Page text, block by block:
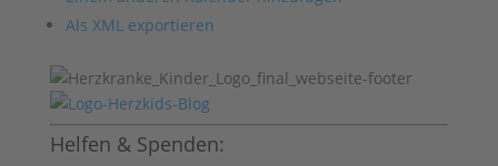
Als XML exportieren
Helfen & Spenden: